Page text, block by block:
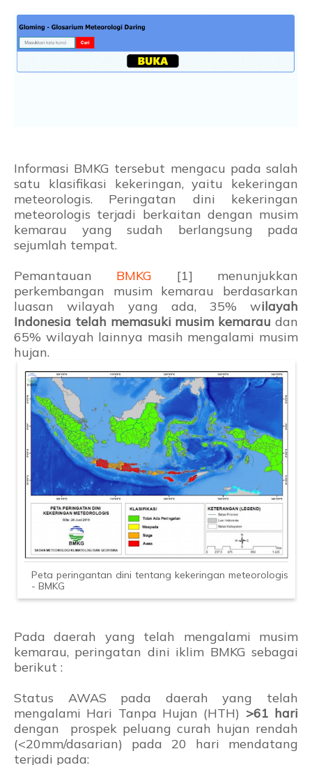
Informasi BMKG tersebut mengacu pada salah
satu klasifikasi kekeringan, yaitu kekeringan
meteorologis. Peringatan dini kekeringan
meteorologis terjadi berkaitan dengan musim
kemarau yang sudah berlangsung pada
sejumlah tempat.
Pemantauan BMKG [1] menunjukkan
perkembangan musim kemarau berdasarkan
luasan wilayah yang ada, 35% wilayah
Indonesia telah memasuki musim kemarau dan
65% wilayah lainnya masih mengalami musim
hujan.
Peta peringantan dini tentang kekeringan meteorologis
- BMKG
Pada daerah yang telah mengalami musim
kemarau, peringatan dini iklim BMKG sebagai
berikut :
Status AWAS pada daerah yang telah
mengalami Hari Tanpa Hujan (HTH) >61 hari
dengan prospek peluang curah hujan rendah
(<20mm/dasarian) pada 20 hari mendatang
terjadi pada: